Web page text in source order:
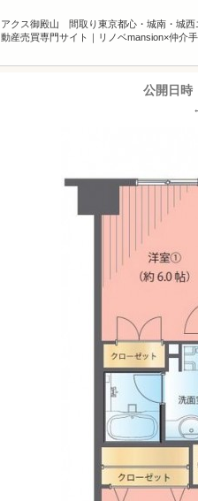
アクス御殿山 間取り東京都心・城南・城西
動産売買専門サイト｜リノベmansion×仲介
公開日時